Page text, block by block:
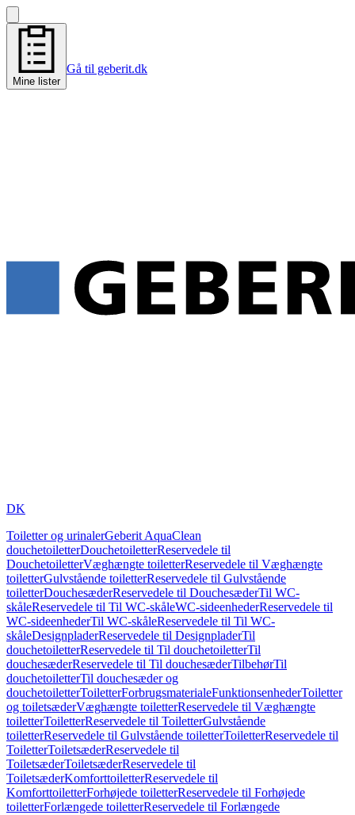
Mine lister
Gå til geberit.dk
DK
Toiletter og urinalerGeberit AquaClean
douchetoiletterDouchetoiletterReservedele til
DouchetoiletterVæghængte toiletterReservedele til Væghængte
toiletterGulvstående toiletterReservedele til Gulvstående
toiletterDouchesæderReservedele til DouchesæderTil WC-
skåleReservedele til Til WC-skåleWC-sideenhederReservedele til
WC-sideenhederTil WC-skåleReservedele til Til WC-
skåleDesignpladerReservedele til DesignpladerTil
douchetoiletterReservedele til Til douchetoiletterTil
douchesæderReservedele til Til douchesæderTilbehørTil
douchetoiletterTil douchesæder og
douchetoiletterToiletterForbrugsmaterialeFunktionsenhederToiletter
og toiletsæderVæghængte toiletterReservedele til Væghængte
toiletterToiletterReservedele til ToiletterGulvstående
toiletterReservedele til Gulvstående toiletterToiletterReservedele til
ToiletterToiletsæderReservedele til
ToiletsæderToiletsæderReservedele til
ToiletsæderKomforttoiletterReservedele til
KomforttoiletterForhøjede toiletterReservedele til Forhøjede
toiletterForlængede toiletterReservedele til Forlængede